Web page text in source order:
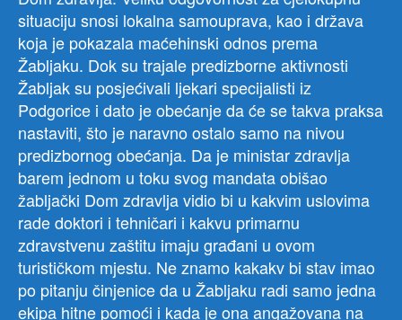
situaciju snosi lokalna samouprava, kao i država
koja je pokazala maćehinski odnos prema
Žabljaku. Dok su trajale predizborne aktivnosti
Žabljak su posjećivali ljekari specijalisti iz
Podgorice i dato je obećanje da će se takva praksa
nastaviti, što je naravno ostalo samo na nivou
predizbornog obećanja. Da je ministar zdravlja
barem jednom u toku svog mandata obišao
žabljački Dom zdravlja vidio bi u kakvim uslovima
rade doktori i tehničari i kakvu primarnu
zdravstvenu zaštitu imaju građani u ovom
turističkom mjestu. Ne znamo kakakv bi stav imao
po pitanju činjenice da u Žabljaku radi samo jedna
ekipa hitne pomoći i kada je ona angažovana na